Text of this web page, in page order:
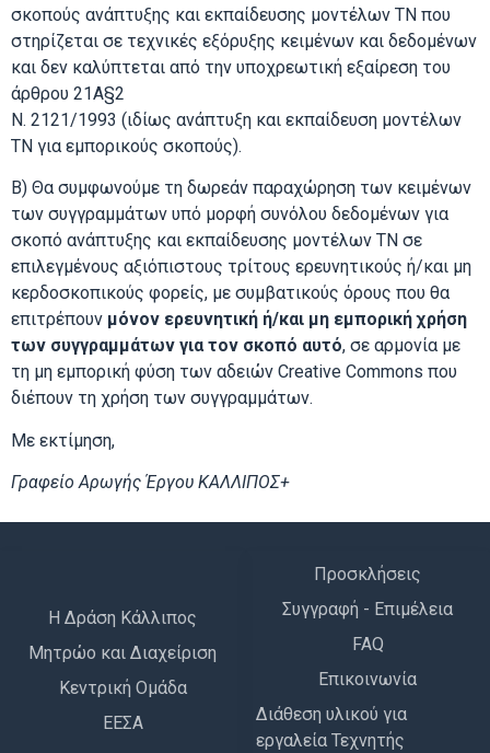
σκοπούς ανάπτυξης και εκπαίδευσης μοντέλων ΤΝ που
στηρίζεται σε τεχνικές εξόρυξης κειμένων και δεδομένων
και δεν καλύπτεται από την υποχρεωτική εξαίρεση του
άρθρου 21Α§2
Ν. 2121/1993 (ιδίως ανάπτυξη και εκπαίδευση μοντέλων
ΤΝ για εμπορικούς σκοπούς).
Β) Θα συμφωνούμε τη δωρεάν παραχώρηση των κειμένων
των συγγραμμάτων υπό μορφή συνόλου δεδομένων για
σκοπό ανάπτυξης και εκπαίδευσης μοντέλων ΤΝ σε
επιλεγμένους αξιόπιστους τρίτους ερευνητικούς ή/και μη
κερδοσκοπικούς φορείς, με συμβατικούς όρους που θα
επιτρέπουν μόνον ερευνητική ή/και μη εμπορική χρήση
των συγγραμμάτων για τον σκοπό αυτό, σε αρμονία με
τη μη εμπορική φύση των αδειών Creative Commons που
διέπουν τη χρήση των συγγραμμάτων.
Με εκτίμηση,
Γραφείο Αρωγής Έργου ΚΑΛΛΙΠΟΣ+
Η Δράση Κάλλιπος
Μητρώο και Διαχείριση
Κεντρική Ομάδα
ΕΕΣΑ
Προσκλήσεις
Συγγραφή - Επιμέλεια
FAQ
Επικοινωνία
Διάθεση υλικού για
εργαλεία Τεχνητής